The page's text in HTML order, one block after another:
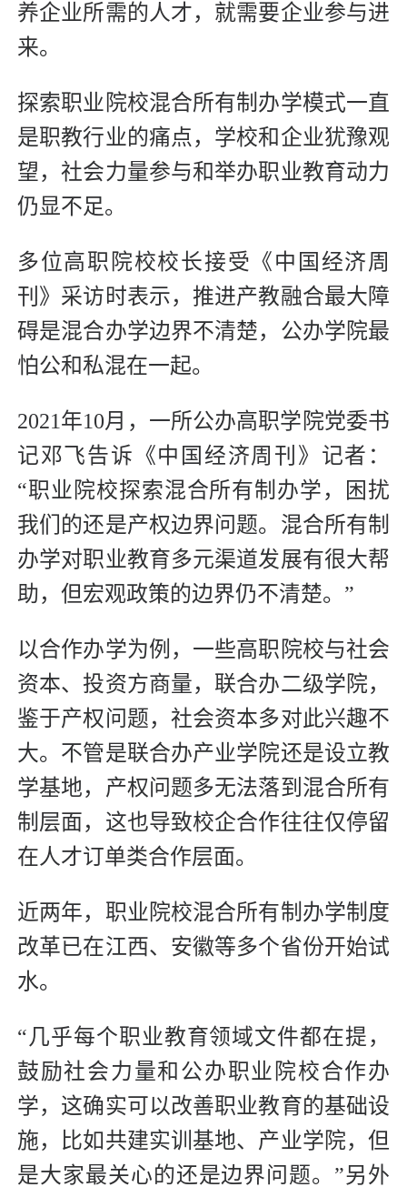
养企业所需的人才，就需要企业参与进
来。
探索职业院校混合所有制办学模式一直
是职教行业的痛点，学校和企业犹豫观
望，社会力量参与和举办职业教育动力
仍显不足。
多位高职院校校长接受《中国经济周
刊》采访时表示，推进产教融合最大障
碍是混合办学边界不清楚，公办学院最
怕公和私混在一起。
2021年10月，一所公办高职学院党委书
记邓飞告诉《中国经济周刊》记者：
“职业院校探索混合所有制办学，困扰
我们的还是产权边界问题。混合所有制
办学对职业教育多元渠道发展有很大帮
助，但宏观政策的边界仍不清楚。”
以合作办学为例，一些高职院校与社会
资本、投资方商量，联合办二级学院，
鉴于产权问题，社会资本多对此兴趣不
大。不管是联合办产业学院还是设立教
学基地，产权问题多无法落到混合所有
制层面，这也导致校企合作往往仅停留
在人才订单类合作层面。
近两年，职业院校混合所有制办学制度
改革已在江西、安徽等多个省份开始试
水。
“几乎每个职业教育领域文件都在提，
鼓励社会力量和公办职业院校合作办
学，这确实可以改善职业教育的基础设
施，比如共建实训基地、产业学院，但
是大家最关心的还是边界问题。”另外